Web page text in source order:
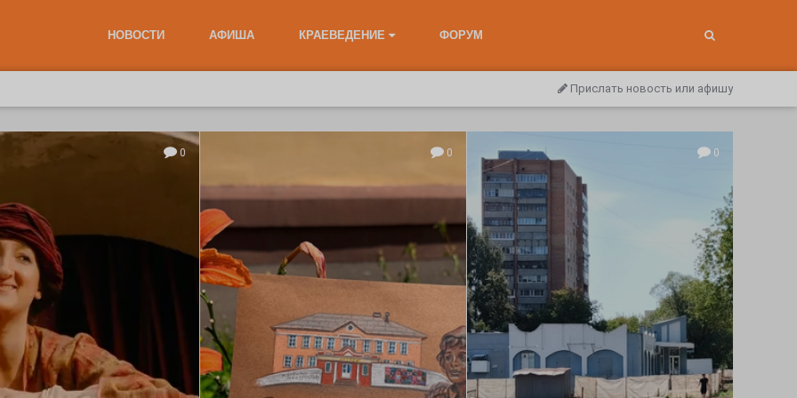
НОВОСТИ АФИША КРАЕВЕДЕНИЕ ФОРУМ
Прислать новость или афишу
0 0 0